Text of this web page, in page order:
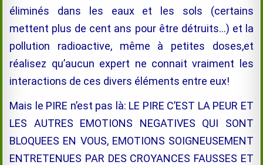
éliminés dans les eaux et les sols (certains
mettent plus de cent ans pour être détruits…) et la
pollution radioactive, même à petites doses,et
réalisez qu’aucun expert ne connait vraiment les
interactions de ces divers éléments entre eux!
Mais le PIRE n’est pas là: LE PIRE C’EST LA PEUR ET
LES AUTRES EMOTIONS NEGATIVES QUI SONT
BLOQUEES EN VOUS, EMOTIONS SOIGNEUSEMENT
ENTRETENUES PAR DES CROYANCES FAUSSES ET